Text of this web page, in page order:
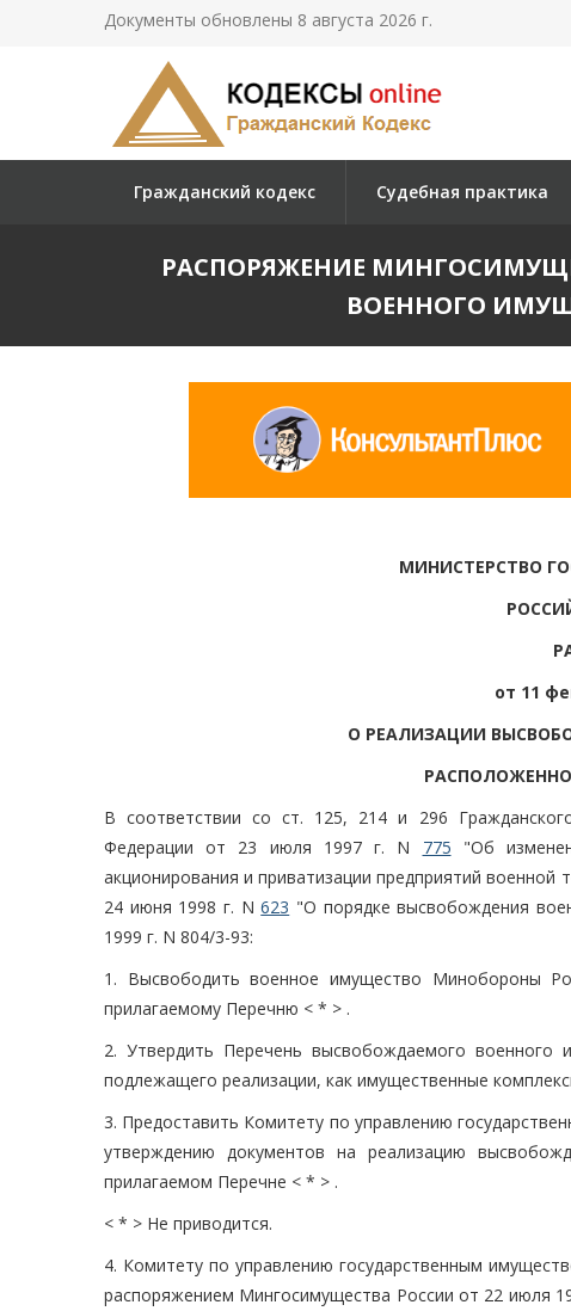
Документы обновлены 8 августа 2026 г.
Гражданский кодекс Судебная практика
РАСПОРЯЖЕНИЕ
ВОЕННОГО
МИНИСТЕРСТВО
от 11
О РЕАЛИЗАЦИИ
В соответствии со ст. 125, 214 и 296
Федерации от 23 июля 1997 г. N 775 "Об
акционирования и приватизации предприятий
24 июня 1998 г. N623 "О порядке высвобождения
1999 г. N 804/3-93:
1. Высвободить военное имущество Минобороны
прилагаемому Перечню < * > .
2. Утвердить Перечень высвобождаемого военного
подлежащего реализации, как имущественные
3. Предоставить Комитету по управлению
утверждению документов на реализацию
прилагаемом Перечне < * > .
< * > Не приводится.
4. Комитету по управлению государственным
распоряжением Мингосимущества России от 22 июля